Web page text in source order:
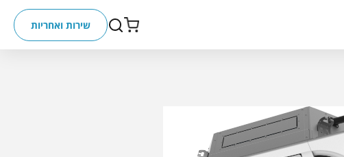
שירות ואחריות